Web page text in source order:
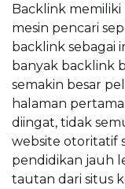
Backlink
mesin pencari
backlink sebagai
banyak backlink
semakin besar
halaman
diingat, tidak
website otoritatif
pendidikan jauh
tautan dari situs